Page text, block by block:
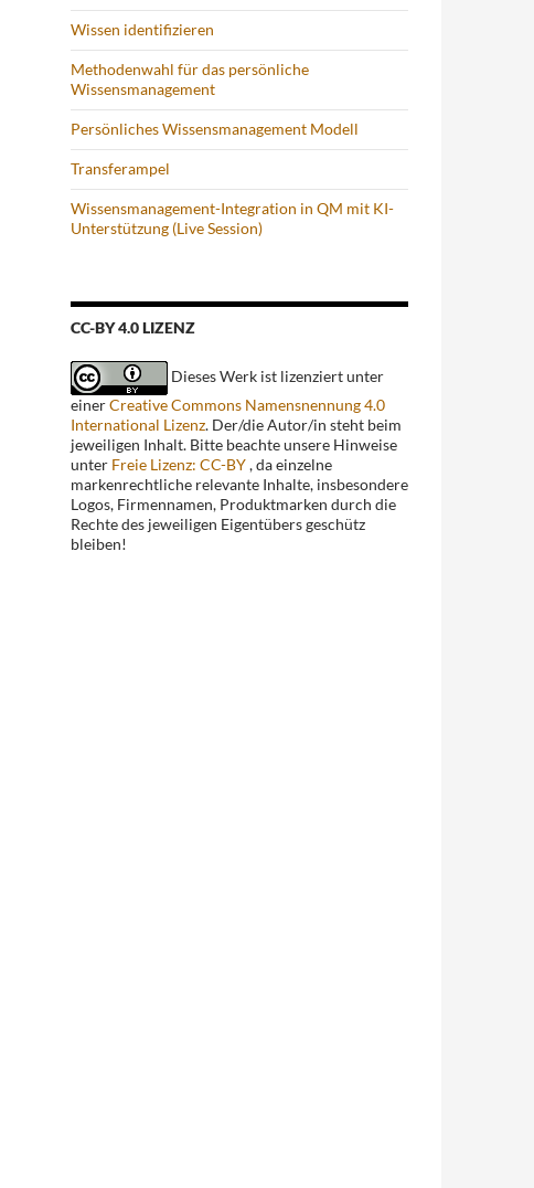
Wissen identifizieren
Methodenwahl für das persönliche
Wissensmanagement
Persönliches Wissensmanagement Modell
Transferampel
Wissensmanagement-Integration in QM mit KI-
Unterstützung (Live Session)
CC-BY 4.0 LIZENZ
Dieses Werk ist lizenziert unter
einerCreative Commons Namensnennung 4.0
International Lizenz. Der/die Autor/in steht beim
jeweiligen Inhalt. Bitte beachte unsere Hinweise
unter Freie Lizenz: CC-BY, da einzelne
markenrechtliche relevante Inhalte, insbesondere
Logos, Firmennamen, Produktmarken durch die
Rechte des jeweiligen Eigentübers geschütz
bleiben!